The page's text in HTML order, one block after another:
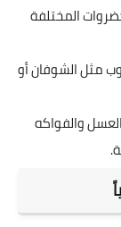
المختلفة
مثل الشوفان أو
والفواكه